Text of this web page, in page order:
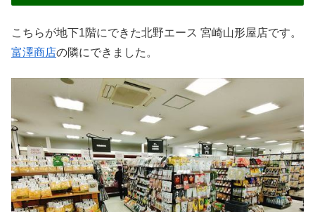
こちらが地下1階にできた北野エース 宮崎山形屋店です。
富澤商店の隣にできました。